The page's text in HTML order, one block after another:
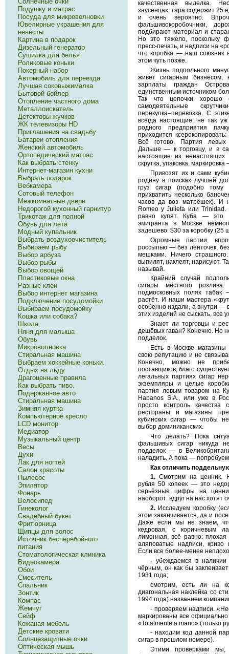
качественная выделка.
заусенцах, тара содержит 25
и очень вероятно.
фальшивокоробочники,
подбирают материал и
Но это тяжело, поскольку
пресс-печать, и надписи на
что коробка — наш союзник
этом чуть позже.
Жизнь подпольного
живёт сигарным бизнесом,
зарплаты граждан
единственным источником
Так что цепочки хорошо
самодеятельные
перекупка–перевозка. С
всегда настоящие: не так
родного предприятия
приходится
Всё готово. Партия
Дальше — к торговцу, и в
настоящие из ненастоящих
скрутка, упаковка,
Привозят их и сами
родину в поисках лучшей
груз сигар (подобно тому
прихватить несколько
часов да воз матрёшек). И
Romeo y Julieta или
равно купят. Куба — это
эмигранта в Москве
задешево. $30 за коробку (25
Огромные партии,
россыпью — без ленточек,
мешками. Ничего
выпилят, наклеят, нарисуют.
называй.
Крайний случай
сигары местного
подмосковных полях
растёт. И наши мастера
особенно издали, а внутри —
этих изделий не сыскать, все
Знают ли торговцы и
дешёвых гаван? Конечно. Но
подделок.
Есть в Москве
свою репутацию и не
Конечно, можно не
поставщиков, благо
легальных партиях сигар
экземпляры и целые
партия левым товаром на
Habanos S.A., или уже в
просто контроль качества
рестораны и магазины
кубинских сигар — чтобы
выбор доминиканских.
Что делать? Пока
фальшивых сигар никуда
подделок — в
наладить. А пока — попробуем
Как отличить
1. Смотрим на ценник.
рубля 50 копеек — это
серьёзные цифры на
наоборот: вдруг на нас хотят
2. Исследуем коробку
этом заканчивается, да и
Даже если мы не знаем,
кедровая, с коричневым
лимонная, всё равно:
аляповатые надписи, криво
Если все более-менее
- убеждаемся в наличии
чёрным, он как бы
1931 года;
смотрим, есть ли на
диагональная наклейка со
1994 года) названием
- проверяем надписи.
маркированы все
«Totalmente a mano» (только
- находим код данной
сигар в прошлом номере).
Этими проверками мы,
Подушку и матрас
Посуда для микроволновки
Ювелирные украшения для
невесты
Картина в подарок
Дизельный генератор
Сушилка для белья
Роликовые коньки
Покерный набор
Автомобиль для переезда
Лучшая соковыжималка
Бытовой бойлер
Отопление частного дома
Металлоискатель
Детекторы жучков
ЖК телевизоры HD
Приглашения на свадьбу
Батареи отопления
Женский автомобиль
Ортопедический матрас
Как выбрать стенку
Интернет-магазин кухни
Выбрать подарок
Вебкамера
Сотовый телефон
Межкомнатные двери
Недорогой кухонный гарнитур
Трикотаж для полной
Обувь для лета
Модный купальник
Выбрать воздухоочиститель
Выбираем рыбу
Выбор арбуза
Выбор рыбы
Выбор овощей
Пластиковые окна
Разные клеи
Выбор интернет магазина
Подключение посудомойки
Выбираем посудомойку
Кошка или собака?
Школа
Няня для малыша
Обувь
Микроволновка
Стиральная машина
Выбраем хоккейные коньки.
Отдых на льду
Драгоценные правила
Как выбрать пиво.
Подержанное авто
Стиральная машина
Зимняя куртка
Компьютерное кресло
LCD монитор
Медиатор
Музыкальный центр
Весы
Духи
Лак для ногтей
Салон красоты
Пылесос
Эпилятор
Фонарь
Велосипед
Гинеколог
Свадебный букет
Фритюрница
Щипцы для волос
Источник бесперебойного
питания
Стоматологическая клиника
Видеокамера
Обои
Смеситель
Спальник
Зонтик
Компас
Жемчуг
Сейф
Кожаная мебель
Детские кровати
Солнцезащитные очки
Оптическая мышь